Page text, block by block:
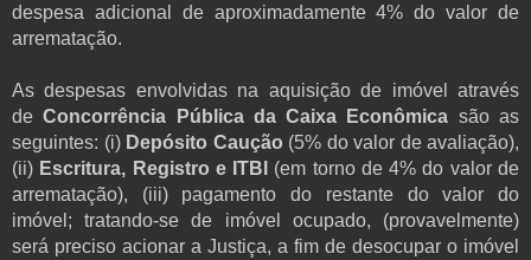
despesa adicional de aproximadamente 4% do valor de
arrematação.
As despesas envolvidas na aquisição de imóvel através
deConcorrência Pública da Caixa Econômica são as
seguintes: (i) Depósito Caução (5% do valor de avaliação),
(ii) Escritura, Registro e ITBI
(em torno de 4% do valor de
arrematação), (iii) pagamento do restante do valor do
imóvel; tratando-se de imóvel ocupado, (provavelmente)
será preciso acionar a Justiça, a fim de desocupar o imóvel